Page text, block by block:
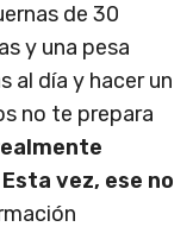
de 30
y una pesa
al día y hacer un
no te prepara
vez, ese no